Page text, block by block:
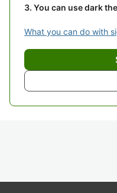
You can use dark
What you can do with